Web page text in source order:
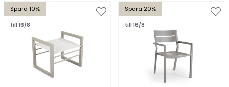
Spara 10%
till 16/8
Spara 20%
till 16/8